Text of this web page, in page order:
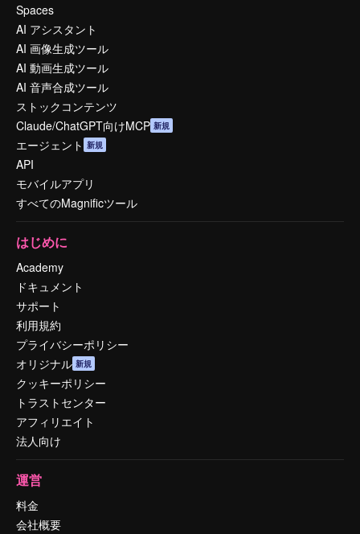
Spaces
AI アシスタント
AI 画像生成ツール
AI 動画生成ツール
AI 音声合成ツール
ストックコンテンツ
Claude/ChatGPT向けMCP 新規
エージェント 新規
API
モバイルアプリ
すべてのMagnificツール
はじめに
Academy
ドキュメント
サポート
利用規約
プライバシーポリシー
オリジナル 新規
クッキーポリシー
トラストセンター
アフィリエイト
法人向け
運営
料金
会社概要